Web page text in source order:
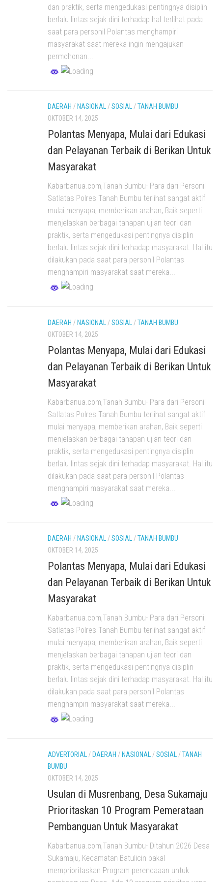
dan praktik, serta mengedukasi pentingnya disiplin
berlalu lintas sejak dini terhadap hal terlihat pada
saat para personil Polantas menghampiri
masyarakat saat mereka ingin mengajukan
permohonan...
DAERAH / NASIONAL/SOSIAL/TANAH BUMBU
OKTOBER 14, 2025
Polantas Menyapa, Mulai dari Edukasi
dan Pelayanan Terbaik di Berikan Untuk
Masyarakat
Kabarbanua.com,Tanah Bumbu- Para dari Personil
Satlatas Polres Tanah Bumbu terlihat sangat aktif
mulai menyapa, memberikan arahan, Baik seperti
menjelaskan berbagai tahapan ujian teori dan
praktik, serta mengedukasi pentingnya disiplin
berlalu lintas sejak dini terhadap masyarakat. Hal itu
dilakukan pada saat para personil Polantas
menghampiri masyarakat saat mereka...
DAERAH / NASIONAL /SOSIAL /TANAH BUMBU
OKTOBER 14, 2025
Polantas Menyapa, Mulai dari Edukasi
dan Pelayanan Terbaik di Berikan Untuk
Masyarakat
Kabarbanua.com,Tanah Bumbu- Para dari Personil
Satlatas Polres Tanah Bumbu terlihat sangat aktif
mulai menyapa, memberikan arahan, Baik seperti
menjelaskan berbagai tahapan ujian teori dan
praktik, serta mengedukasi pentingnya disiplin
berlalu lintas sejak dini terhadap masyarakat. Hal itu
dilakukan pada saat para personil Polantas
menghampiri masyarakat saat mereka...
DAERAH / NASIONAL /SOSIAL /TANAH BUMBU
OKTOBER 14, 2025
Polantas Menyapa, Mulai dari Edukasi
dan Pelayanan Terbaik di Berikan Untuk
Masyarakat
Kabarbanua.com,Tanah Bumbu- Para dari Personil
Satlatas Polres Tanah Bumbu terlihat sangat aktif
mulai menyapa, memberikan arahan, Baik seperti
menjelaskan berbagai tahapan ujian teori dan
praktik, serta mengedukasi pentingnya disiplin
berlalu lintas sejak dini terhadap masyarakat. Hal itu
dilakukan pada saat para personil Polantas
menghampiri masyarakat saat mereka...
ADVERTORIAL /DAERAH /NASIONAL /SOSIAL /TANAH
BUMBU
OKTOBER 14, 2025
Usulan di Musrenbang, Desa Sukamaju
Prioritaskan 10 Program Pemerataan
Pembanguan Untuk Masyarakat
Kabarbanua.com,Tanah Bumbu- Ditahun 2026 Desa
Sukamaju, Kecamatan Batulicin bakal
memprioritaskan Program perencaaan untuk